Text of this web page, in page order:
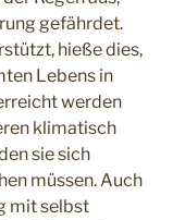
gefährdet.
hieße dies,
Lebens in
werden
klimatisch
sie sich
müssen. Auch
mit selbst